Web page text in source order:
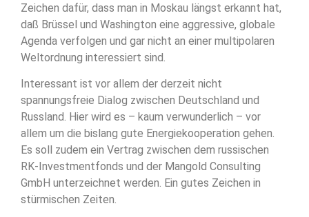
Zeichen dafür, dass man in Moskau längst erkannt hat,
daß Brüssel und Washington eine aggressive, globale
Agenda verfolgen und gar nicht an einer multipolaren
Weltordnung interessiert sind.
Interessant ist vor allem der derzeit nicht
spannungsfreie Dialog zwischen Deutschland und
Russland. Hier wird es – kaum verwunderlich – vor
allem um die bislang gute Energiekooperation gehen.
Es soll zudem ein Vertrag zwischen dem russischen
RK-Investmentfonds und der Mangold Consulting
GmbH unterzeichnet werden. Ein gutes Zeichen in
stürmischen Zeiten.